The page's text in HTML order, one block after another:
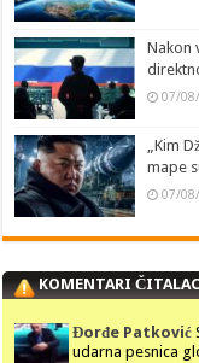
Nakon
07/
„Kim
mape
07/
KOMENTARI
Đorđe Patković
udarna pesnica